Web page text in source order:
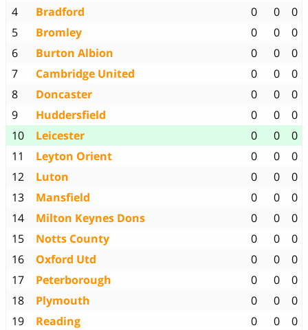
4
Bradford 0 0
0
5
Bromley 0 0
0
6
Burton Albion 0 0
0
7
Cambridge United 0 0
0
8
Doncaster 0 0
0
9
Huddersfield 0 0
0
10
Leicester 0 0
0
11
Leyton Orient 0 0
0
12
Luton 0 0
0
13
Mansfield 0 0
0
14
Milton Keynes Dons 0 0
0
15
Notts County 0 0
0
16
Oxford Utd 0 0
0
17
Peterborough 0 0
0
18
Plymouth 0 0
0
19
Reading 0 0
0